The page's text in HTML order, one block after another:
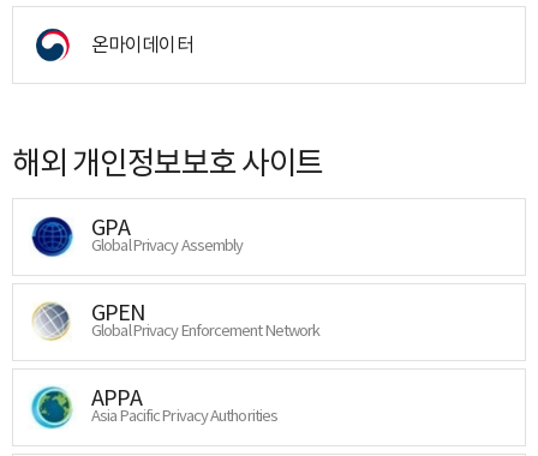
온마이데이터
해외 개인정보보호 사이트
GPA
Global Privacy Assembly
GPEN
Global Privacy Enforcement Network
APPA
Asia Pacific Privacy Authorities